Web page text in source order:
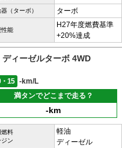
（ターボ） ターボ
性能
H27年度燃費基準
+20%達成
ィーゼルターボ 4WD
15
-km/L
満タンでどこまで走る？
-km
燃料
ン
軽油
ディーゼル